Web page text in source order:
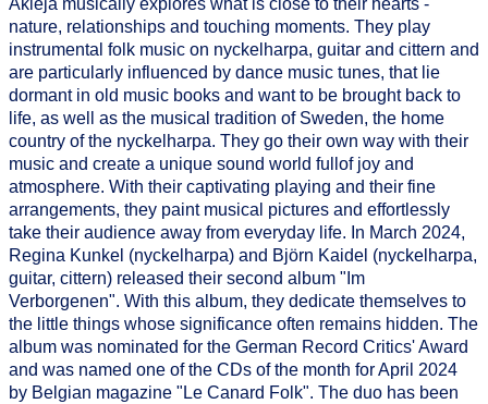
nature, relationships and touching moments. They play
instrumental folk music on nyckelharpa, guitar and cittern and
are particularly influenced by dance music tunes, that lie
dormant in old music books and want to be brought back to
life, as well as the musical tradition of Sweden, the home
country of the nyckelharpa. They go their own way with their
music and create a unique sound world fullof joy and
atmosphere. With their captivating playing and their fine
arrangements, they paint musical pictures and effortlessly
take their audience away from everyday life. In March 2024,
Regina Kunkel (nyckelharpa) and Björn Kaidel (nyckelharpa,
guitar, cittern) released their second album "Im
Verborgenen". With this album, they dedicate themselves to
the little things whose significance often remains hidden. The
album was nominated for the German Record Critics' Award
and was named one of the CDs of the month for April 2024
by Belgian magazine "Le Canard Folk". The duo has been